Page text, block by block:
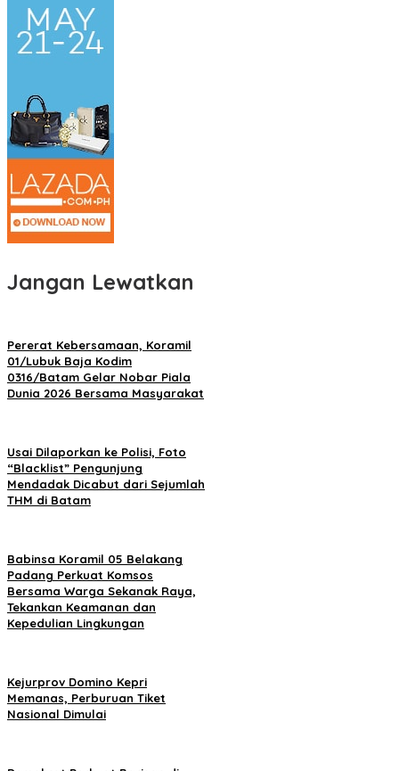
Jangan Lewatkan
Pererat Kebersamaan, Koramil
01/Lubuk Baja Kodim
0316/Batam Gelar Nobar Piala
Dunia 2026 Bersama Masyarakat
Usai Dilaporkan ke Polisi, Foto
“Blacklist” Pengunjung
Mendadak Dicabut dari Sejumlah
THM di Batam
Babinsa Koramil 05 Belakang
Padang Perkuat Komsos
Bersama Warga Sekanak Raya,
Tekankan Keamanan dan
Kepedulian Lingkungan
Kejurprov Domino Kepri
Memanas, Perburuan Tiket
Nasional Dimulai